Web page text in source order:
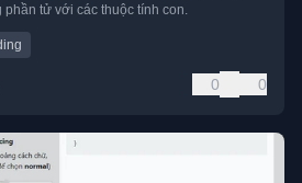
tử với các thuộc tính con.
0 0